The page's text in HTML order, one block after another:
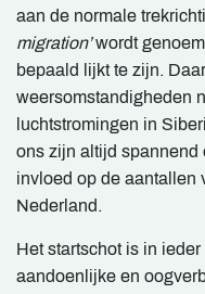
aan de normale
migration’wordt
bepaald lijkt te zijn.
weersomstandigheden
luchtstromingen in
ons zijn altijd spannend
invloed op de aantallen
Nederland.
Het startschot is in
aandoenlijke en